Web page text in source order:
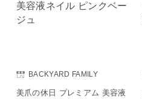
BACKYARD FAMILY
美爪の休日 プレミアム 美容液